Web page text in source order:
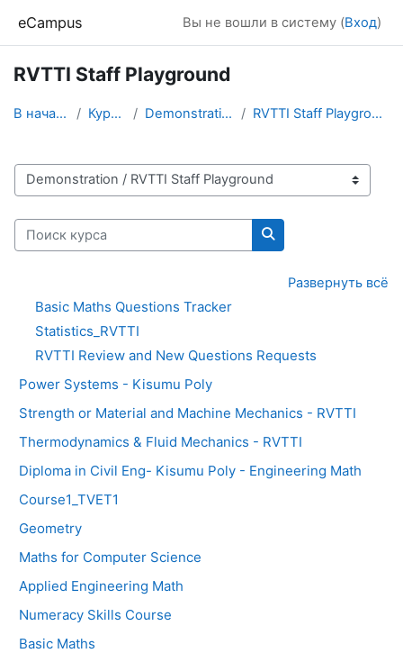
eCampus Вы не вошли в систему (Вход)
RVTTI Staff Playground
В начало Курсы Demonstration RVTTI Staff Playground
Категории курсов
Поиск курса
Поиск курса
Развернуть всё
Basic Maths Questions Tracker
Statistics_RVTTI
RVTTI Review and New Questions Requests
Power Systems - Kisumu Poly
Strength or Material and Machine Mechanics - RVTTI
Thermodynamics & Fluid Mechanics - RVTTI
Diploma in Civil Eng- Kisumu Poly - Engineering Math
Course1_TVET1
Geometry
Maths for Computer Science
Applied Engineering Math
Numeracy Skills Course
Basic Maths